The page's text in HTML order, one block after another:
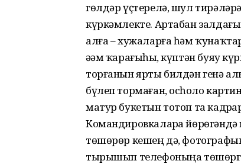
гөлдәр үҫтерелә, шул
күркәмлекте. Артабан
алға – хужаларға һәм
әҙәм ҡарағыһыҙ, күптән буяу
торғанын ярты билдән генә
бүлеп тормаған, осһоҙло
матур букетын тотоп та
Командировкаларҙа
төшөрөр кешең дә,
тырышып телефоныңа